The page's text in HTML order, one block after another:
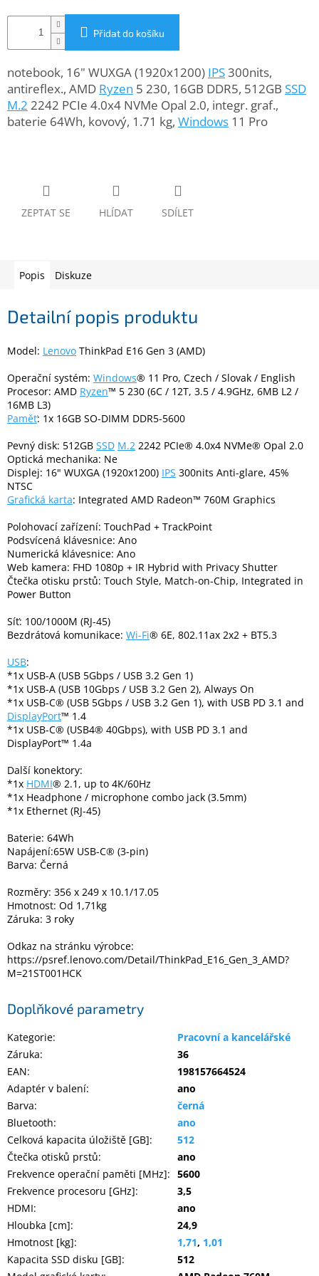
Gaming
Telefony
tablety
zahrada
notebooky
Elektronika
Domácnost
Black
Friday
VÝPRODEJ
Akční
zboží
TONERY
A
CARTRIDGE
OEM
Sestavy
počítačů
Kamerové
systémy
MILESIGHT
Doprodej
Přidat do košíku
notebook, 16" WUXGA (1920x1200) IPS300nits,
antireflex., AMD Ryzen 5 230, 16GB DDR5, 512GB SSD
M.2 2242 PCIe 4.0x4 NVMe Opal 2.0, integr. graf.,
baterie 64Wh, kovový, 1.71 kg, Windows 11 Pro
ZEPTAT SE HLÍDAT SDÍLET
Popis Diskuze
Detailní popis produktu
Model: Lenovo ThinkPad E16 Gen 3 (AMD)
Operační systém: Windows® 11 Pro, Czech / Slovak / English
Procesor: AMD Ryzen™ 5 230 (6C / 12T, 3.5 / 4.9GHz, 6MB L2 /
16MB L3)
Paměť: 1x 16GB SO-DIMM DDR5-5600
Pevný disk: 512GB SSD M.2 2242 PCIe® 4.0x4 NVMe® Opal 2.0
Optická mechanika: Ne
Displej: 16" WUXGA (1920x1200) IPS 300nits Anti-glare, 45%
NTSC
Grafická karta: Integrated AMD Radeon™ 760M Graphics
Polohovací zařízení: TouchPad + TrackPoint
Podsvícená klávesnice: Ano
Numerická klávesnice: Ano
Web kamera: FHD 1080p + IR Hybrid with Privacy Shutter
Čtečka otisku prstů: Touch Style, Match-on-Chip, Integrated in
Power Button
Síť: 100/1000M (RJ-45)
Bezdrátová komunikace: Wi-Fi® 6E, 802.11ax 2x2 + BT5.3
USB:
*1x USB-A (USB 5Gbps / USB 3.2 Gen 1)
*1x USB-A (USB 10Gbps / USB 3.2 Gen 2), Always On
*1x USB-C® (USB 5Gbps / USB 3.2 Gen 1), with USB PD 3.1 and
DisplayPort™ 1.4
*1x USB-C® (USB4® 40Gbps), with USB PD 3.1 and
DisplayPort™ 1.4a
Další konektory:
*1x HDMI® 2.1, up to 4K/60Hz
*1x Headphone / microphone combo jack (3.5mm)
*1x Ethernet (RJ-45)
Baterie: 64Wh
Napájení:65W USB-C® (3-pin)
Barva: Černá
Rozměry: 356 x 249 x 10.1/17.05
Hmotnost: Od 1,71kg
Záruka: 3 roky
Odkaz na stránku výrobce:
https://psref.lenovo.com/Detail/ThinkPad_E16_Gen_3_AMD?
M=21ST001HCK
Doplňkové parametry
Kategorie:
Pracovní a kancelářské
Záruka:
36
EAN:
198157664524
Adaptér v balení:
ano
Barva:
černá
Bluetooth:
ano
Celková kapacita úložiště [GB]:
512
Čtečka otisků prstů:
ano
Frekvence operační paměti [MHz]: 5600
Frekvence procesoru [GHz]:
3,5
HDMI:
ano
Hloubka [cm]:
24,9
Hmotnost [kg]: 1,71, 1,01
Kapacita SSD disku [GB]:
512